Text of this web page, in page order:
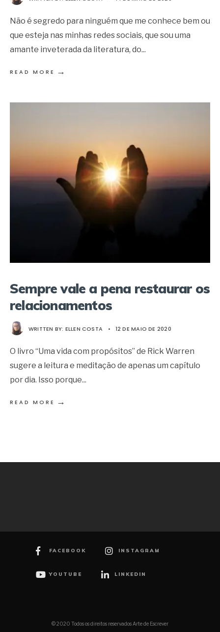
Não é segredo para ninguém que me conhece bem ou
que esteja nas minhas redes sociais, que sou uma
amante inveterada da literatura, do...
READ MORE →
Sempre vale a pena restaurar os
relacionamentos
WRITTEN BY: ELLEN COSTA • 12 DE MAIO DE 2020
O livro “Uma vida com propósitos” de Rick Warren
sugere a leitura e meditação de apenas um capítulo
por dia. Isso porque...
READ MORE →
FACEBOOK INSTAGRAM
YOUTUBE LINKEDIN
© 2020 Todos os direitos reservados Arte de Escrever